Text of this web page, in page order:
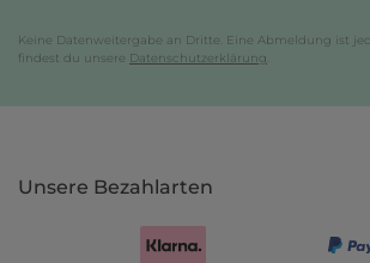
Keine Datenweitergabe an Dritte. Eine Abmeldung ist
findest du unsere Datenschutzerklärung
Unsere Bezahlarten